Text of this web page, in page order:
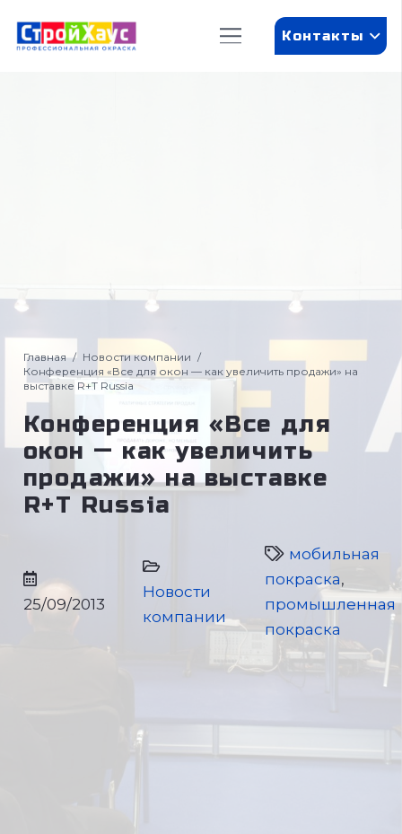
Контакты
Главная / Новости компании /
Конференция «Все для окон — как увеличить продажи» на
выставке R+T Russia
Конференция «Все для
окон — как увеличить
продажи» на выставке
R+T Russia
25/09/2013
Новости
компании
мобильная
покраска,
промышленная
покраска